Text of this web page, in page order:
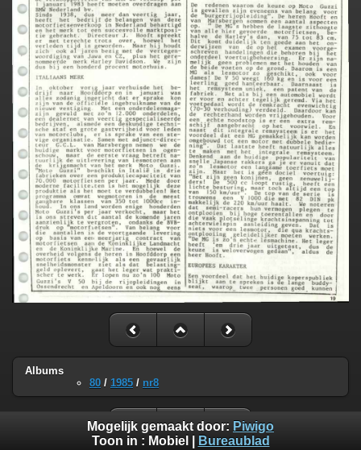
Albums
80 / 1985 / nr8
Mogelijk gemaakt door: Piwigo
Toon in : Mobiel Bureaublad